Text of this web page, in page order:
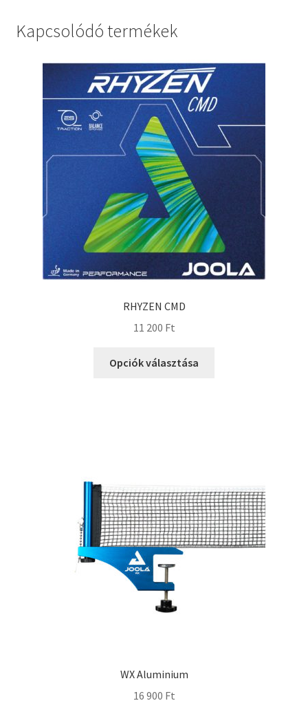
Kapcsolódó termékek
RHYZEN CMD
11 200 Ft
Opciók választása
WX Aluminium
16 900 Ft